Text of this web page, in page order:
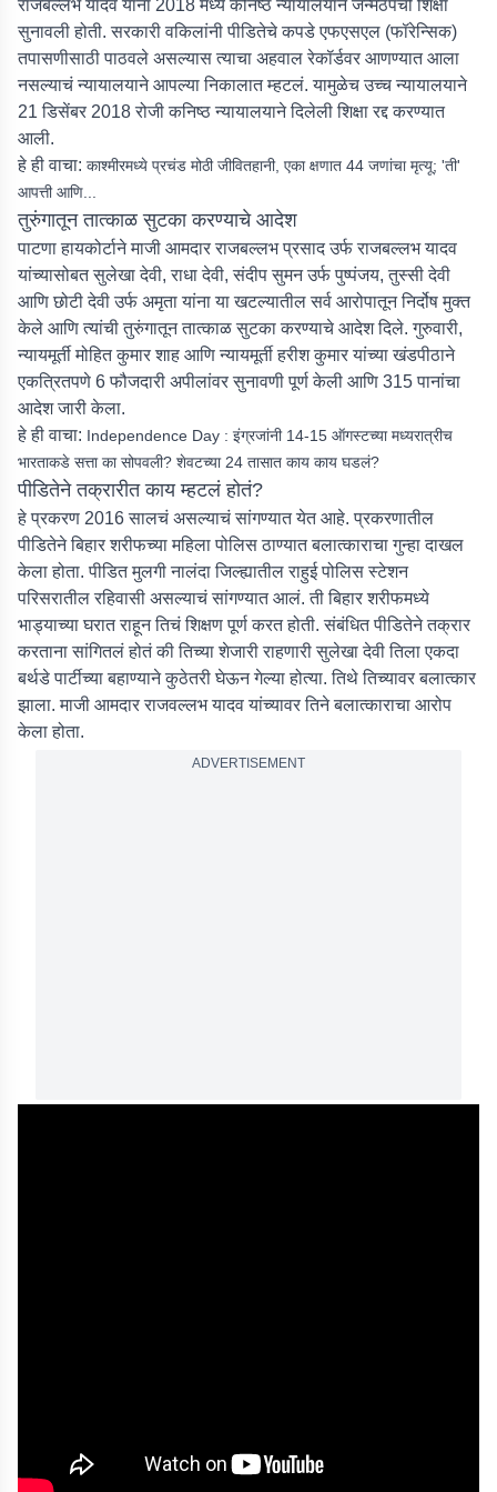
राजबल्लभ यादव यांना 2018 मध्ये कनिष्ठ न्यायालयाने जन्मठेपेची शिक्षा
सुनावली होती. सरकारी वकिलांनी पीडितेचे कपडे एफएसएल (फॉरेन्सिक)
तपासणीसाठी पाठवले असल्यास त्याचा अहवाल रेकॉर्डवर आणण्यात आला
नसल्याचं न्यायालयाने आपल्या निकालात म्हटलं. यामुळेच उच्च न्यायालयाने
21 डिसेंबर 2018 रोजी कनिष्ठ न्यायालयाने दिलेली शिक्षा रद्द करण्यात
आली.
हे ही वाचा: काश्मीरमध्ये प्रचंड मोठी जीवितहानी, एका क्षणात 44 जणांचा मृत्यू; 'ती'
आपत्ती आणि...
तुरुंगातून तात्काळ सुटका करण्याचे आदेश
पाटणा हायकोर्टाने माजी आमदार राजबल्लभ प्रसाद उर्फ राजबल्लभ यादव
यांच्यासोबत सुलेखा देवी, राधा देवी, संदीप सुमन उर्फ पुष्पंजय, तुस्सी देवी
आणि छोटी देवी उर्फ अमृता यांना या खटल्यातील सर्व आरोपातून निर्दोष मुक्त
केले आणि त्यांची तुरुंगातून तात्काळ सुटका करण्याचे आदेश दिले. गुरुवारी,
न्यायमूर्ती मोहित कुमार शाह आणि न्यायमूर्ती हरीश कुमार यांच्या खंडपीठाने
एकत्रितपणे 6 फौजदारी अपीलांवर सुनावणी पूर्ण केली आणि 315 पानांचा
आदेश जारी केला.
हे ही वाचा: Independence Day : इंग्रजांनी 14-15 ऑगस्टच्या मध्यरात्रीच
भारताकडे सत्ता का सोपवली? शेवटच्या 24 तासात काय काय घडलं?
पीडितेने तक्रारीत काय म्हटलं होतं?
हे प्रकरण 2016 सालचं असल्याचं सांगण्यात येत आहे. प्रकरणातील
पीडितेने बिहार शरीफच्या महिला पोलिस ठाण्यात बलात्काराचा गुन्हा दाखल
केला होता. पीडित मुलगी नालंदा जिल्ह्यातील राहुई पोलिस स्टेशन
परिसरातील रहिवासी असल्याचं सांगण्यात आलं. ती बिहार शरीफमध्ये
भाड्याच्या घरात राहून तिचं शिक्षण पूर्ण करत होती. संबंधित पीडितेने तक्रार
करताना सांगितलं होतं की तिच्या शेजारी राहणारी सुलेखा देवी तिला एकदा
बर्थडे पार्टीच्या बहाण्याने कुठेतरी घेऊन गेल्या होत्या. तिथे तिच्यावर बलात्कार
झाला. माजी आमदार राजवल्लभ यादव यांच्यावर तिने बलात्काराचा आरोप
केला होता.
ADVERTISEMENT